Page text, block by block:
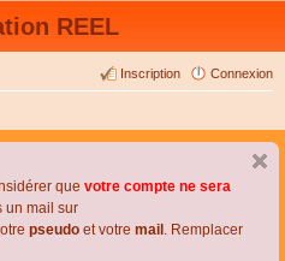
REEL
Connexion
Inscription
que votre compte ne sera
un mail sur
pseudo et votre mail . Remplacer